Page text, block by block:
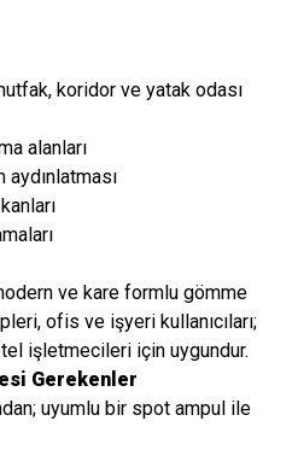
koridor ve yatak odası
alanları
ve kare formlu gömme
ofis ve işyeri kullanıcıları;
işletmecileri için uygundur.
Gerekenler
uyumlu bir spot ampul ile